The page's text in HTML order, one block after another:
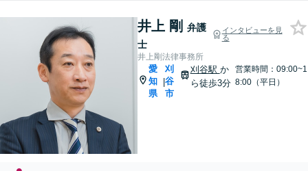
井上 剛 弁護
士
インタビューを見
る
井上剛法律事務所
愛
知
県
|
刈
谷
市
刈谷駅 か
ら徒歩3分
営業時間：09:00~1
8:00（平日）